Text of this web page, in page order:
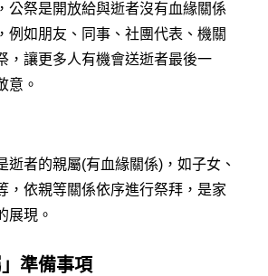
公祭是開放給與逝者沒有血緣關係
例如朋友、同事、社團代表、機關
，讓更多人有機會送逝者最後一
意。
逝者的親屬(有血緣關係)，如子女、
，依親等關係依序進行祭拜，是家
展現。
準備事項